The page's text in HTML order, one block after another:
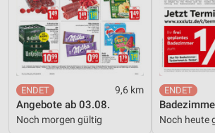
9,6 km
Angebote ab 03.08.
Noch morgen gültig Noch heute
Performance
Funktional
Werbung